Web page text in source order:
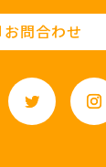
お問合わせ